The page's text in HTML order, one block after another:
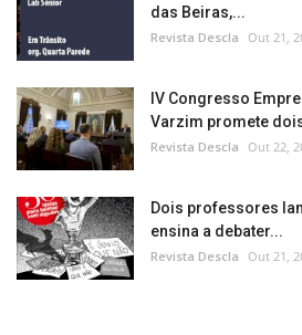
das Beiras,...
Revista Descla Out 21,
IV Congresso
Varzim promete
Revista Descla Out 22,
Dois professores
ensina a debater...
Revista Descla Out 21,